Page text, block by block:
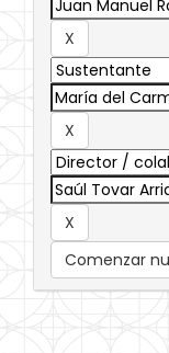
Comenzar